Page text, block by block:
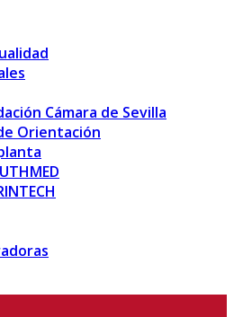
Cámara de Sevilla
Orientación